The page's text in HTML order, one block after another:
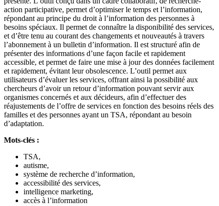
action participative, permet d’optimiser le temps et l’information,
répondant au principe du droit à l’information des personnes à
besoins spéciaux. Il permet de connaître la disponibilité des services,
et d’être tenu au courant des changements et nouveautés à travers
l’abonnement à un bulletin d’information. Il est structuré afin de
présenter des informations d’une façon facile et rapidement
accessible, et permet de faire une mise à jour des données facilement
et rapidement, évitant leur obsolescence. L’outil permet aux
utilisateurs d’évaluer les services, offrant ainsi la possibilité aux
chercheurs d’avoir un retour d’information pouvant servir aux
organismes concernés et aux décideurs, afin d’effectuer des
réajustements de l’offre de services en fonction des besoins réels des
familles et des personnes ayant un TSA, répondant au besoin
d’adaptation.
Mots-clés :
TSA,
autisme,
système de recherche d’information,
accessibilité des services,
intelligence marketing,
accès à l’information